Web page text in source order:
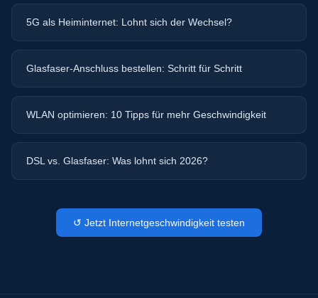
5G als Heiminternet: Lohnt sich der Wechsel?
Glasfaser-Anschluss bestellen: Schritt für Schritt
WLAN optimieren: 10 Tipps für mehr Geschwindigkeit
DSL vs. Glasfaser: Was lohnt sich 2026?
↺ Jetzt Internetgeschwindigkeit testen